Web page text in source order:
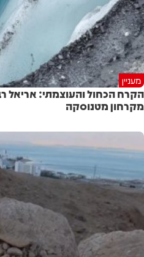
מעניין
הקרח הכחול והעוצמתי: אריאל
מקרחון מטנוסקה